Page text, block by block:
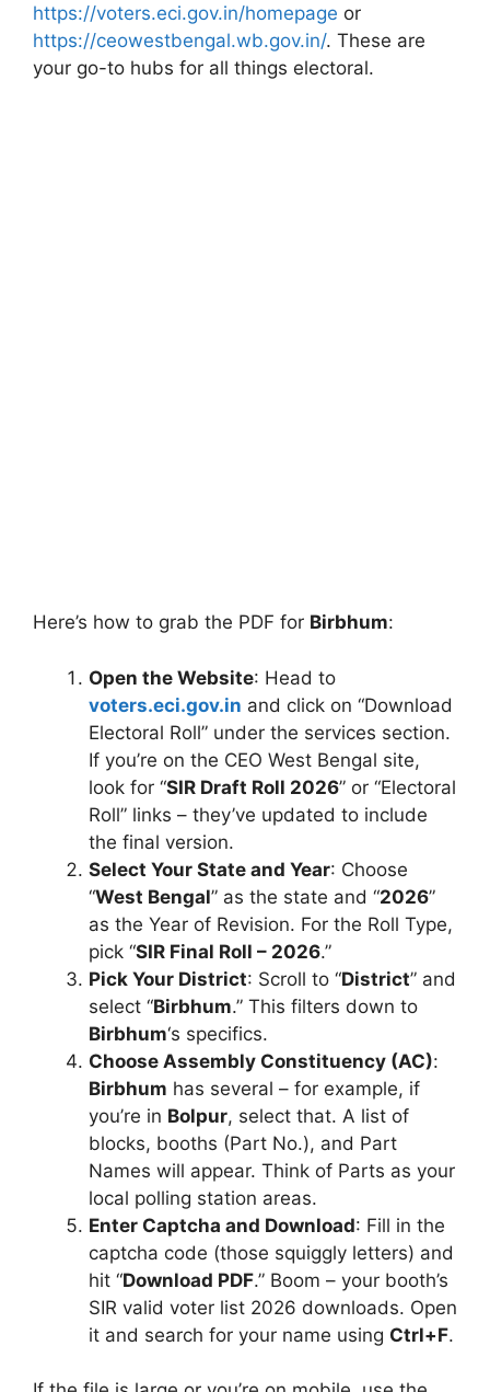
https://voters.eci.gov.in/homepage or
https://ceowestbengal.wb.gov.in/. These are
your go-to hubs for all things electoral.
Here’s how to grab the PDF for Birbhum:
Open the Website: Head to
voters.eci.gov.in and click on “Download
Electoral Roll” under the services section.
If you’re on the CEO West Bengal site,
look for “SIR Draft Roll 2026” or “Electoral
Roll” links – they’ve updated to include
the final version.
Select Your State and Year: Choose
“West Bengal” as the state and “2026”
as the Year of Revision. For the Roll Type,
pick “SIR Final Roll – 2026.”
Pick Your District: Scroll to “District” and
select “Birbhum.” This filters down to
Birbhum‘s specifics.
Choose Assembly Constituency (AC):
Birbhum has several – for example, if
you’re in Bolpur, select that. A list of
blocks, booths (Part No.), and Part
Names will appear. Think of Parts as your
local polling station areas.
Enter Captcha and Download: Fill in the
captcha code (those squiggly letters) and
hit “Download PDF.” Boom – your booth’s
SIR valid voter list 2026 downloads. Open
it and search for your name using Ctrl+F.